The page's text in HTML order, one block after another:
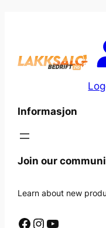
Informasjon
Join our
Learn about new
Facebook InstagramYouTube